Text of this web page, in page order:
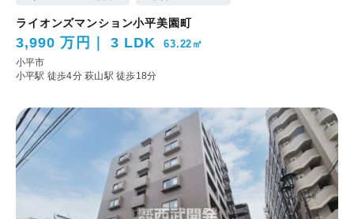
ライオンズマンション小平美園町
3,990 万円 3 LDK 63.22㎡
小平市
小平駅 徒歩4分萩山駅 徒歩18分